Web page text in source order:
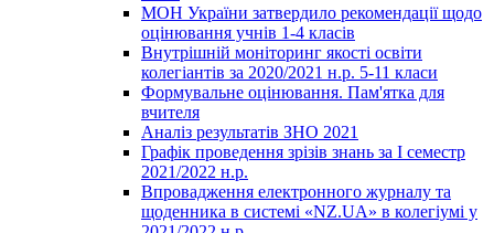
МОН України затвердило рекомендації щодо
оцінювання учнів 1-4 класів
Внутрішній моніторинг якості освіти
колегіантів за 2020/2021 н.р. 5-11 класи
Формувальне оцінювання. Пам'ятка для
вчителя
Аналіз результатів ЗНО 2021
Графік проведення зрізів знань за І семестр
2021/2022 н.р.
Впровадження електронного журналу та
щоденника в системі «NZ.UA» в колегіумі у